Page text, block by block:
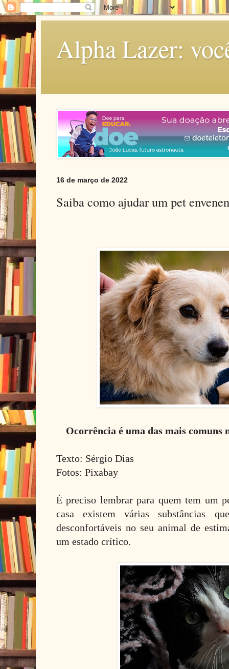
Alpha Lazer:
16 de março de 2022
Saiba como ajudar um pet
Ocorrência é uma das mais comuns
Texto: Sérgio Dias
Fotos: Pixabay
É preciso lembrar para quem tem um
casa existem várias substâncias
desconfortáveis no seu animal de
um estado crítico.